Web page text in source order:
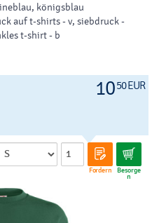
königsblau
auf t-shirts - v, siebdruck -
t-shirt - b
1050 EUR
Fordern Besorge
n